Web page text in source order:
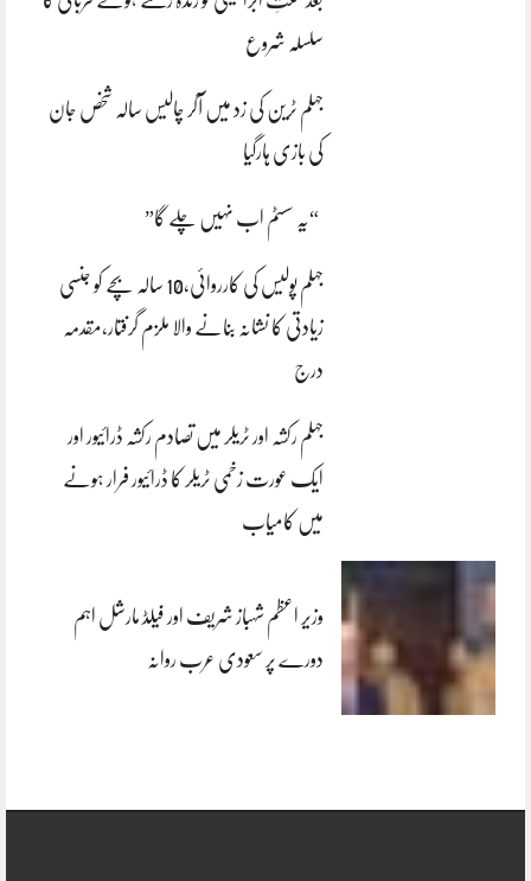
سلسلہ شروع
جہلم ٹرین کی زد میں آکر چالیس سالہ شخص جان
کی بازی ہارگیا
“یہ سسٹم اب نہیں چلے گا”
جہلم پولیس کی کارروائی،10 سالہ بچے کو جنسی
زیادتی کا نشانہ بنانے والا ملزم گرفتار،مقدمہ
درج
جہلم رکشہ اور ٹریلر میں تصادم رکشہ ڈرائیور اور
ایک عورت زخمی ٹریلر کا ڈرائیور فرار ہونے
میں کامیاب
وزیر اعظم شہباز شریف اور فیلڈ مارشل اہم
دورے پر سعودی عرب روانہ